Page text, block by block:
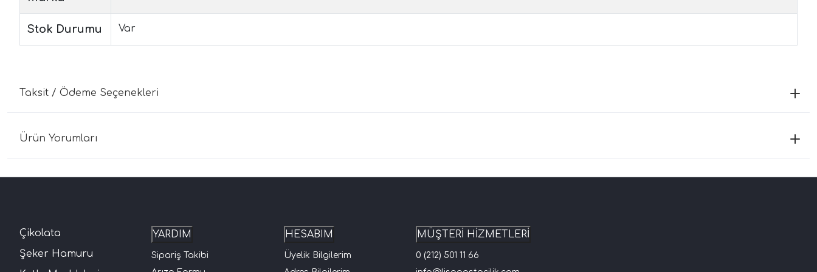
Stok Durumu Var
Taksit / Ödeme Seçenekleri
Ürün Yorumları
Çikolata
Şeker Hamuru
YARDIM
Sipariş Takibi
HESABIM
Üyelik Bilgilerim
MÜŞTERİ HİZMETLERİ
0 (212) 501 11 66